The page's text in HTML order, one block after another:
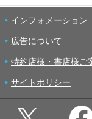
インフォメーション
広告について
特約店様・書店様ご
サイトポリシー